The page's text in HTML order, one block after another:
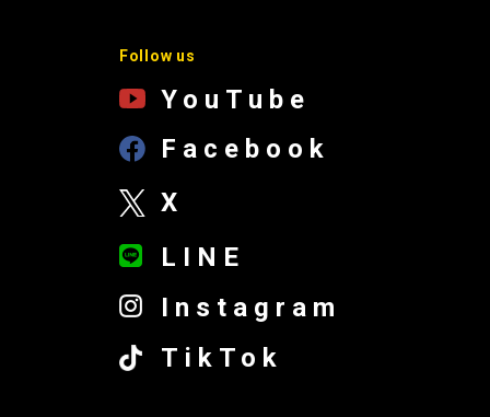
Follow us
YouTube
Facebook
X
LINE
Instagram
TikTok